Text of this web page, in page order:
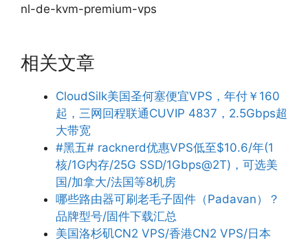
nl-de-kvm-premium-vps
相关文章
CloudSilk美国圣何塞便宜VPS，年付￥160
起，三网回程联通CUVIP 4837，2.5Gbps超
大带宽
#黑五# racknerd优惠VPS低至$10.6/年(1
核/1G内存/25G SSD/1Gbps@2T)，可选美
国/加拿大/法国等8机房
哪些路由器可刷老毛子固件（Padavan）？
品牌型号/固件下载汇总
美国洛杉矶CN2 VPS/香港CN2 VPS/日本